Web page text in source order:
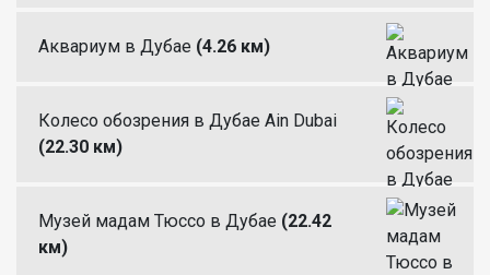
Аквариум в Дубае (4.26 км)
Колесо обозрения в Дубае Ain Dubai
(22.30 км)
Музей мадам Тюссо в Дубае (22.42
км)